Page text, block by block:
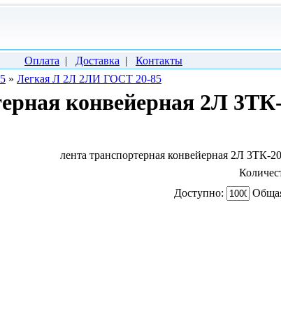
Оплата | Доставка | Контакты
» Легкая Л 2Л 2ЛИ ГОСТ 20-85
конвейерная 2Л
лента транспортерная конвейерная 2Л 3ТК-
Доступно: